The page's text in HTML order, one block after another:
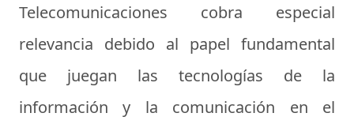
Telecomunicaciones cobra especial
relevancia debido al papel fundamental
que juegan las tecnologías de la
información y la comunicación en el